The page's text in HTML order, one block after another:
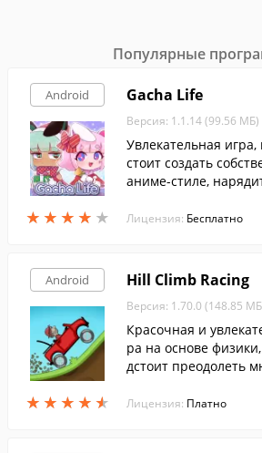
Популярные
Android
★ ★ ★ ★ ★
★ ★ ★ ★ ★
Gacha Life
Версия: 1.1.14 (99.56 МБ)
Увлекательная
стоит создать
аниме-стиле,
заимодействуя с
Лицензия: Бесплатно
Android
★ ★ ★ ★ ★
★ ★ ★ ★ ★
Hill Climb Racing
Версия: 1.70.0 (148.85
Красочная и
ра на основе
дстоит преодолеть
Лицензия: Платно